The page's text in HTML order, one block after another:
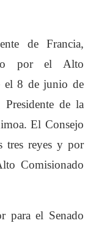
de Francia,
por el Alto
el 8 de junio de
de la
El Consejo
tres reyes y por
Comisionado
para el Senado